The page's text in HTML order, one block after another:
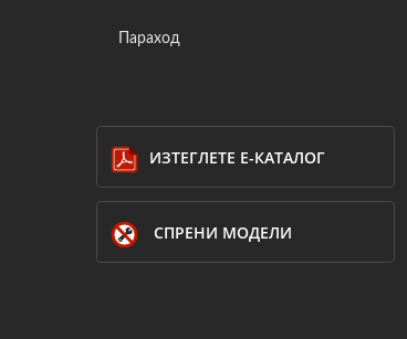
Параход
ИЗТЕГЛЕТЕ Е-КАТАЛОГ
СПРЕНИ МОДЕЛИ